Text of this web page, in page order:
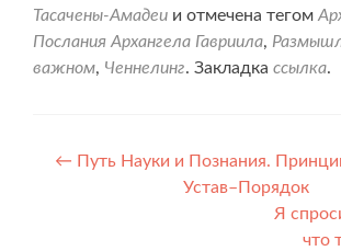
Тасачены-Амадеи и отмечена тегом
Послания Архангела Гавриила,
важном, Ченнелинг. Закладка ссылка.
Навигация
← Путь Науки и Познания.
Устав–Порядок
Я
что